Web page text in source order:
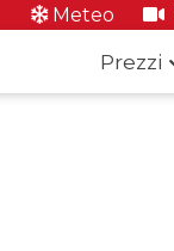
Meteo
Prezzi